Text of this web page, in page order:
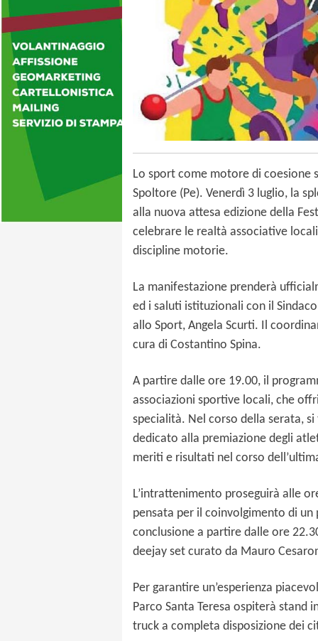
Lo sport come motore di
Spoltore (Pe). Venerdì 3 luglio, la
alla nuova attesa edizione della
celebrare le realtà associative
discipline motorie.
La manifestazione prenderà
ed i saluti istituzionali con il
allo Sport, Angela Scurti. Il
cura di Costantino Spina.
A partire dalle ore 19.00, il
associazioni sportive locali, che
specialità. Nel corso della serata,
dedicato alla premiazione degli
meriti e risultati nel corso
L’intrattenimento proseguirà alle
pensata per il coinvolgimento di
conclusione a partire dalle ore
deejay set curato da Mauro
Per garantire un’esperienza
Parco Santa Teresa ospiterà stand
truck a completa disposizione dei